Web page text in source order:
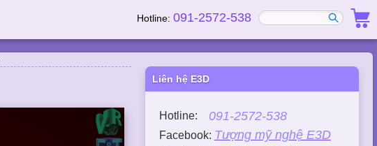
Hotline: 091-2572-538
Liên hệ E3D
Hotline: 091-2572-538
Facebook: Tượng mỹ nghệ E3D